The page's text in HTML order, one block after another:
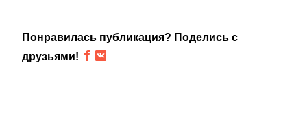
Понравилась публикация? Поделись с
друзьями!